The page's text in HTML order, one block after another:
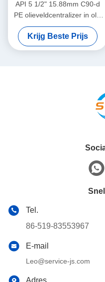
API 5 1/2" 15.88mm C90-d
PE olieveldcentralizer in olie
en gas
Krijg Beste Prijs
Tel.
86-519-83553967
E-mail
Leo@service-js.com